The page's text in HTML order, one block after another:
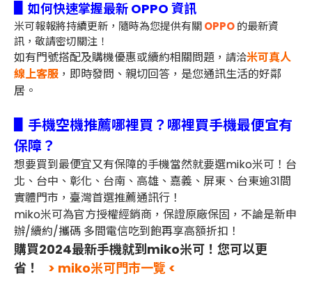
如何快速掌握最新 OPPO 資訊
米可報報將持續更新，隨時為您提供有關OPPO的最新資
訊，敬請密切關注！
如有門號搭配及購機優惠或續約相關問題， 請洽米可真人
線上客服 ，即時發問、親切回答，是您通訊生活的好鄰
居。
▋手機空機推薦哪裡買？哪裡買手機最便宜有
保障？
想要買到最便宜又有保障的手機當然就要選miko米可！台
北、台中、彰化、台南、高雄、嘉義、屏東、台東逾31間
實體門市，臺灣首選推薦通訊行！
miko米可為官方授權經銷商，保證原廠保固，不論是新申
辦/續約/攜碼 多間電信吃到飽再享高額折扣！
購買2024最新手機就到miko米可！您可以更
省！
> miko米可門市一覽 <